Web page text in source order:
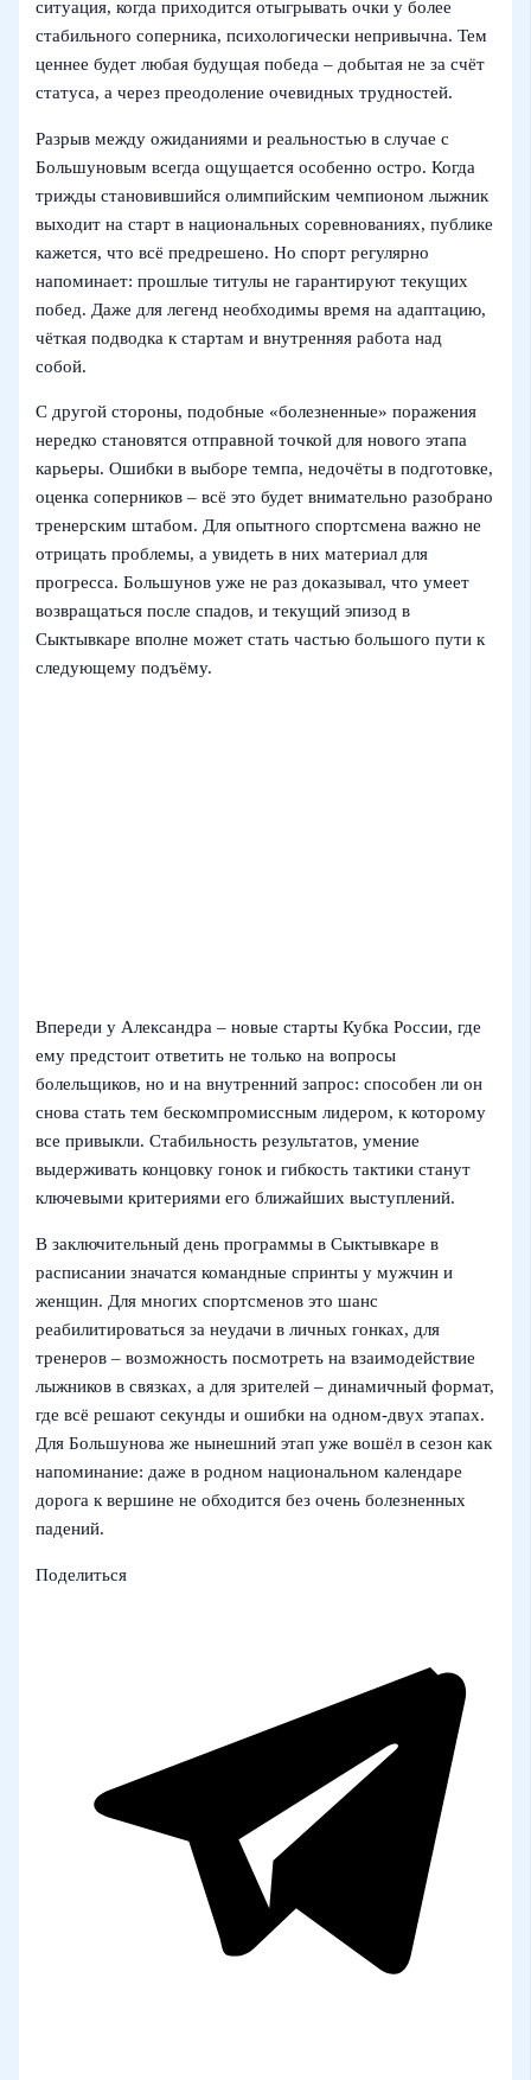
ситуация, когда приходится отыгрывать очки у более
стабильного соперника, психологически непривычна. Тем
ценнее будет любая будущая победа – добытая не за счёт
статуса, а через преодоление очевидных трудностей.
Разрыв между ожиданиями и реальностью в случае с
Большуновым всегда ощущается особенно остро. Когда
трижды становившийся олимпийским чемпионом лыжник
выходит на старт в национальных соревнованиях, публике
кажется, что всё предрешено. Но спорт регулярно
напоминает: прошлые титулы не гарантируют текущих
побед. Даже для легенд необходимы время на адаптацию,
чёткая подводка к стартам и внутренняя работа над
собой.
С другой стороны, подобные «болезненные» поражения
нередко становятся отправной точкой для нового этапа
карьеры. Ошибки в выборе темпа, недочёты в подготовке,
оценка соперников – всё это будет внимательно разобрано
тренерским штабом. Для опытного спортсмена важно не
отрицать проблемы, а увидеть в них материал для
прогресса. Большунов уже не раз доказывал, что умеет
возвращаться после спадов, и текущий эпизод в
Сыктывкаре вполне может стать частью большого пути к
следующему подъёму.
Впереди у Александра – новые старты Кубка России, где
ему предстоит ответить не только на вопросы
болельщиков, но и на внутренний запрос: способен ли он
снова стать тем бескомпромиссным лидером, к которому
все привыкли. Стабильность результатов, умение
выдерживать концовку гонок и гибкость тактики станут
ключевыми критериями его ближайших выступлений.
В заключительный день программы в Сыктывкаре в
расписании значатся командные спринты у мужчин и
женщин. Для многих спортсменов это шанс
реабилитироваться за неудачи в личных гонках, для
тренеров – возможность посмотреть на взаимодействие
лыжников в связках, а для зрителей – динамичный формат,
где всё решают секунды и ошибки на одном-двух этапах.
Для Большунова же нынешний этап уже вошёл в сезон как
напоминание: даже в родном национальном календаре
дорога к вершине не обходится без очень болезненных
падений.
Поделиться